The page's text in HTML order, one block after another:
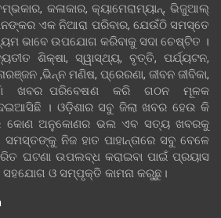
କଳାକାର, କ୍ୟାମେରାମ୍ୟାନ୍, ଭିଜୁଆଲ୍
ଏକ ନିଆରା ପରିବାର, ଯେଉଁଠି ସମସ୍ତେ
ଭାବେ ଉପଯୋଗ କରିବାକୁ ସଦା ଚେଷ୍ଟିତ ।
ଶିକ୍ଷା, ସ୍ୱାସ୍ଥ୍ୟ, ବୃତ୍ତି, ପର୍ଯ୍ୟଟନ,
,ଭିନ୍ନ ମଣିଷ, ପ୍ରେରଣା, ଜୀବନ ଜୀବିକା,
ଗାଁ ଖବର ପରିବେଷଣ କରି ଗଠନ ମୂଳକ
। ଓଡ଼ିଶାର ସବୁ ଜିଲା ଖବର ହେଉ କି
କୋଣ ଅନୁକୋଣର ଭଲ ଏବ ସତ୍ୟ ଖବରକୁ
ନିଜ ହାତ ପାହାନ୍ତାରେ ସବୁ ବେଳେ
ଘଟଣା ଉପଲବ୍ଧ କରାଇବା ପାଇଁ ପ୍ରୟାସ
ଓ ସମ୍ପୃକ୍ତି କାମନା କରୁଛୁ।